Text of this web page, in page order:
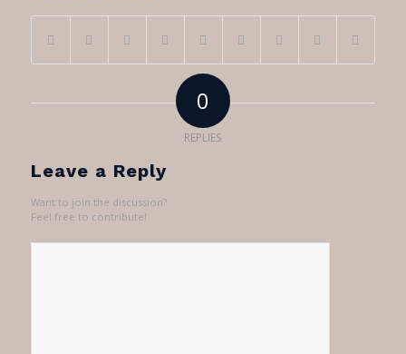
0
REPLIES
Leave a Reply
Want to join the discussion?
Feel free to contribute!